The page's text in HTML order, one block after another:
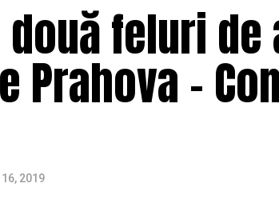
două feluri
Prahova –
2019